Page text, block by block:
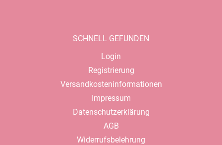
SCHNELL GEFUNDEN
Navigation
überspringen
Login
Registrierung
Versandkosteninformationen
Impressum
Datenschutzerklärung
AGB
Widerrufsbelehrung